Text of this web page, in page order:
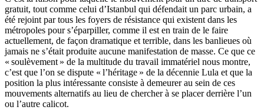
gratuit, tout comme celui d’Istanbul qui défendait un parc urbain, a
été rejoint par tous les foyers de résistance qui existent dans les
métropoles pour s’éparpiller, comme il est en train de le faire
actuellement, de façon dramatique et terrible, dans les banlieues où
jamais ne s’était produite aucune manifestation de masse. Ce que ce
« soulèvement » de la multitude du travail immatériel nous montre,
c’est que l’on se dispute « l’héritage » de la décennie Lula et que la
position la plus intéressante consiste à demeurer au sein de ces
mouvements alternatifs au lieu de chercher à se placer derrière l’un
ou l’autre calicot.